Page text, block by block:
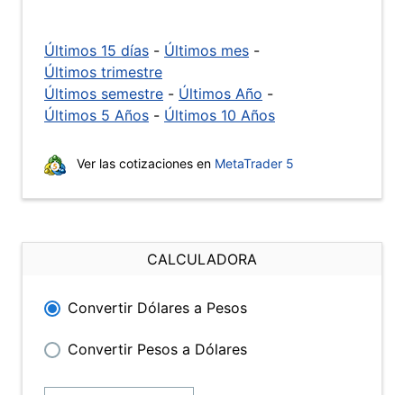
Últimos 15 días - Últimos mes -
Últimos trimestre
Últimos semestre - Últimos Año -
Últimos 5 Años - Últimos 10 Años
Ver las cotizaciones en MetaTrader 5
CALCULADORA
Convertir Dólares a Pesos
Convertir Pesos a Dólares